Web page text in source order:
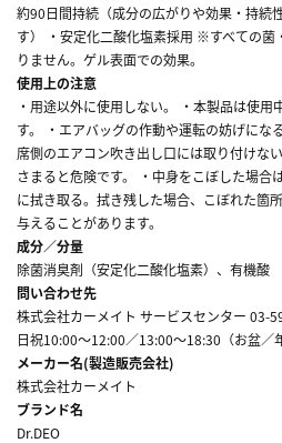
約90日間持続（成分の広がりや効果・持続
す） ・安定化二酸化塩素採用 ※すべての菌
りません。ゲル表面での効果。
使用上の注意
・用途以外に使用しない。 ・本製品は使用
す。 ・エアバッグの作動や運転の妨げにな
席側のエアコン吹き出し口には取り付けな
さまると危険です。 ・中身をこぼした場合
に拭き取る。拭き残した場合、こぼれた箇
与えることがあります。
成分／分量
除菌消臭剤（安定化二酸化塩素）、有機酸
問い合わせ先
株式会社カーメイト サービスセンター 03-
日祝10:00～12:00／13:00～18:30（お盆／
メーカー名(製造販売会社)
株式会社カーメイト
ブランド名
Dr.DEO